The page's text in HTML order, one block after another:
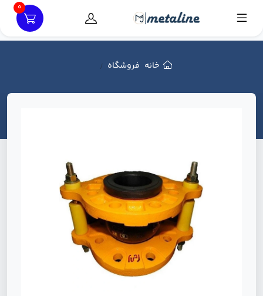
0
خانه فروشگاه